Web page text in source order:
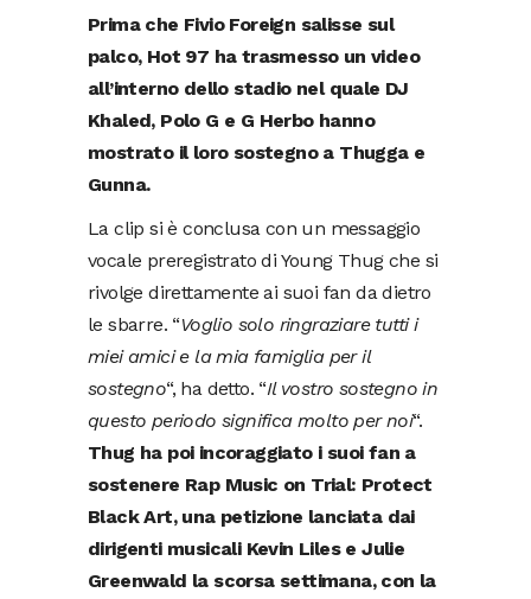
Prima che Fivio Foreign salisse sul
palco, Hot 97 ha trasmesso un video
all’interno dello stadio nel quale DJ
Khaled, Polo G e G Herbo hanno
mostrato il loro sostegno a Thugga e
Gunna.
La clip si è conclusa con un messaggio
vocale preregistrato di Young Thug che si
rivolge direttamente ai suoi fan da dietro
le sbarre. “Voglio solo ringraziare tutti i
miei amici e la mia famiglia per il
sostegno“, ha detto. “Il vostro sostegno in
questo periodo significa molto per noi“.
Thug ha poi incoraggiato i suoi fan a
sostenere Rap Music on Trial: Protect
Black Art, una petizione lanciata dai
dirigenti musicali Kevin Liles e Julie
Greenwald la scorsa settimana, con la